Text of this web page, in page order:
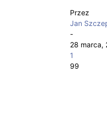
Przez
Jan
-
28 marca,
1
99